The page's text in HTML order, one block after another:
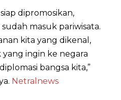
dipromosikan,
masuk pariwisata.
kita yang dikenal,
yang ingin ke negara
bangsa kita,”
Netralnews